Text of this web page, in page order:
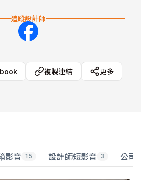
追蹤設計師
複製連結
更多
影音 15 設計師短影音 3 公司